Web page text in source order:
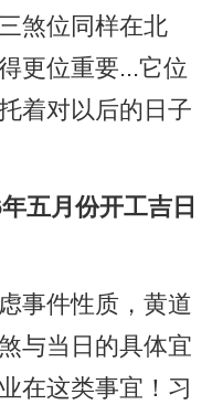
煞位同样在北
更位重要...它位
着对以后的日子
五月份开工吉日
事件性质，黄道
与当日的具体宜
在这类事宜！习